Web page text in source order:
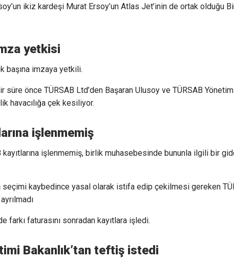
ikiz kardeşi Murat Ersoy’un Atlas Jet’inin de ortak olduğu
yetkisi
başına imzaya yetkili.
süre önce TÜRSAB Ltd’den Başaran Ulusoy ve TÜRSAB
havacılığa çek kesiliyor.
işlenmemiş
kayıtlarına işlenmemiş, birlik muhasebesinde bununla ilgili bir
kaybedince yasal olarak istifa edip çekilmesi gereken
farkı faturasını sonradan kayıtlara işledi.
Bakanlık’tan teftiş istedi